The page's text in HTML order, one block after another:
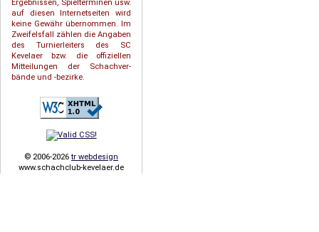
Ergebnissen, Spielterminen usw.
auf diesen Internetseiten wird
keine Gewähr übernommen. Im
Zweifelsfall zählen die Angaben
des Turnierleiters des SC
Kevelaer bzw. die offiziellen
Mitteilungen der Schach­ver­
bände und -bezirke.
© 2006-2026tr webdesign
www.schachclub-kevelaer.de